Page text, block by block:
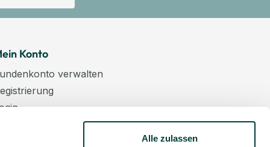
Alle zulassen
Konto
verwalten